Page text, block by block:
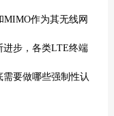
MIMO作为其无线网
进步，各类LTE终端
需要做哪些强制性认